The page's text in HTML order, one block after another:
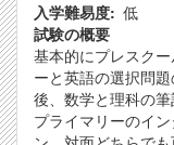
入学難易度 低
試験の概要
基本的にプレスク
ーと英語の選択問
後、数学と理科の筆
プライマリーのイ